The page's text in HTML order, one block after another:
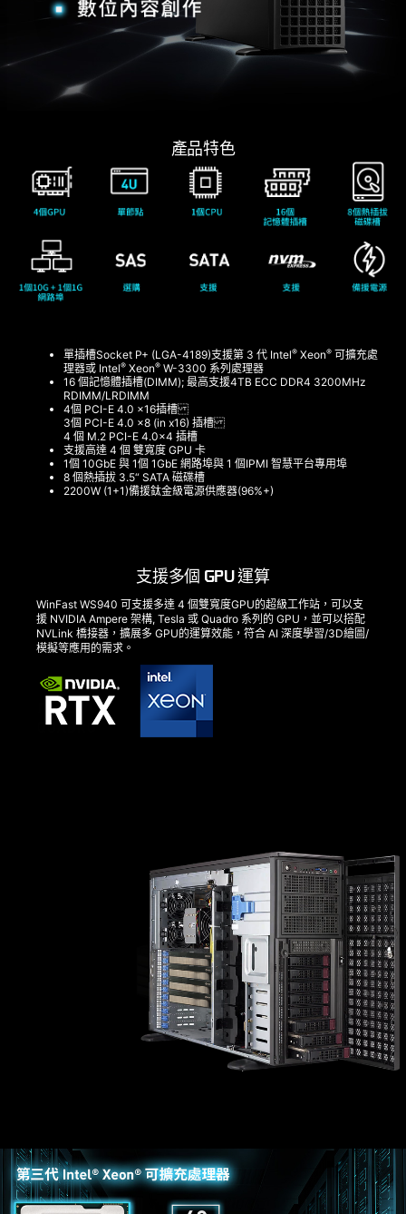
產品特色
單插槽Socket P+ (LGA-4189)支援第 3 代 Intel® Xeon® 可擴充處
理器或 Intel® Xeon® W-3300 系列處理器
16 個記憶體插槽(DIMM); 最高支援4TB ECC DDR4 3200MHz
RDIMM/LRDIMM
4個 PCI-E 4.0 x16插槽
3個 PCI-E 4.0 x8 (in x16) 插槽
4 個 M.2 PCI-E 4.0x4 插槽
支援高達 4 個 雙寬度 GPU 卡
1個 10GbE 與 1個 1GbE 網路埠與 1 個IPMI 智慧平台專用埠
8 個熱插拔 3.5“ SATA 磁碟槽
2200W (1+1)備援鈦金級電源供應器(96%+)
支援多個 GPU 運算
WinFast WS940 可支援多達 4 個雙寬度GPU的超級工作站，可以支
援 NVIDIA Ampere 架構, Tesla 或 Quadro 系列的 GPU，並可以搭配
NVLink 橋接器，擴展多 GPU的運算效能，符合 AI 深度學習/3D繪圖/
模擬等應用的需求。